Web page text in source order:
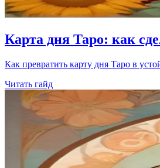
Карта дня Таро: как
Как превратить карту дня Таро в
Читать гайд